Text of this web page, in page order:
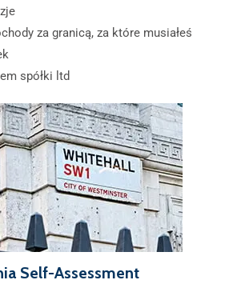
za granicą, za które musiałeś
spółki ltd​
Self-Assessment